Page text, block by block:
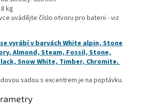
kg
uvádějte číslo otvoru pro baterii - viz
vyrábí v barvách White alpin, Stone
Almond, Steam, Fossil, Stone,
Snow White, Timber, Chromite.
sadou s excentrem je na poptávku.